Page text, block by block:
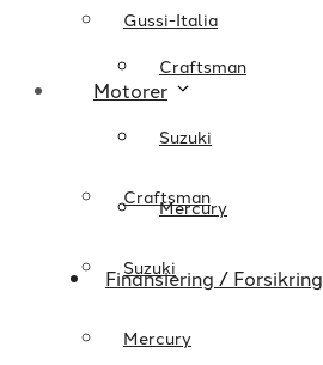
Craftsman
Suzuki
Mercury
Finansiering / Forsikring
Gussi-Italia
Motorer
Craftsman
Suzuki
Mercury